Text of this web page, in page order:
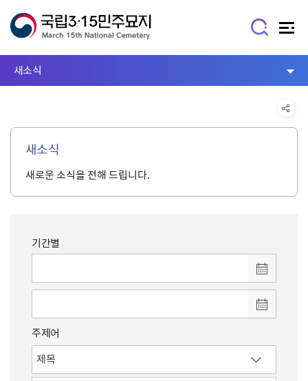
새소식
새소식
새로운 소식을 전해 드립니다.
기간별
주제어